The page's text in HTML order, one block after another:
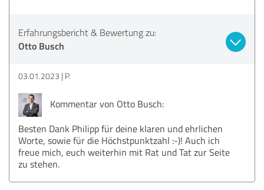
Erfahrungsbericht & Bewertung zu:
Otto Busch
03.01.2023 P.
Kommentar von Otto Busch:
Besten Dank Philipp für deine klaren und ehrlichen
Worte, sowie für die Höchstpunktzahl :-)! Auch ich
freue mich, euch weiterhin mit Rat und Tat zur Seite
zu stehen.